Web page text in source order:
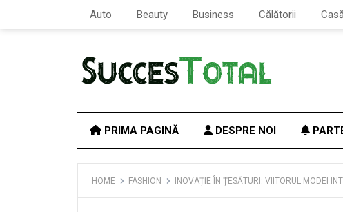
Auto Beauty Business Călătorii
PRIMA PAGINĂ DESPRE NOI
HOME FASHION INOVAȚIE ÎN ȚESĂTURI: VIITORUL MODEI